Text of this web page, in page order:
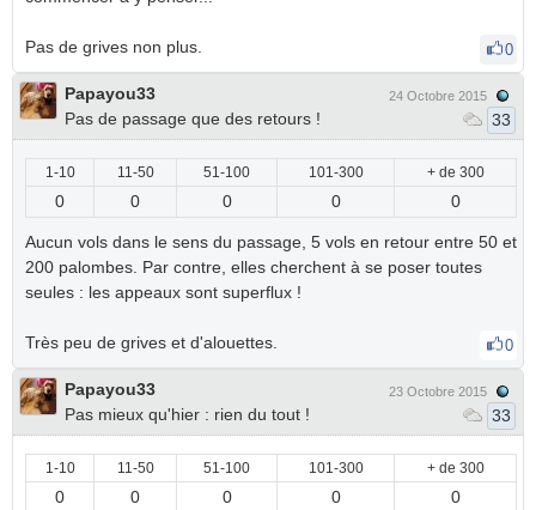
Pas de grives non plus. 0
Papayou33
Pas de passage que des retours !
24 Octobre 2015
33
1-10 11-50 51-100 101-300 + de 300
0 0 0 0 0
Aucun vols dans le sens du passage, 5 vols en retour entre 50 et
200 palombes. Par contre, elles cherchent à se poser toutes
seules : les appeaux sont superflux !
Très peu de grives et d'alouettes. 0
Papayou33
Pas mieux qu'hier : rien du tout !
23 Octobre 2015
33
1-10 11-50 51-100 101-300 + de 300
0 0 0 0 0